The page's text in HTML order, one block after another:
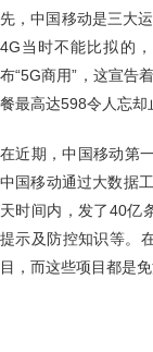
先，中国移动是三大
4G当时不能比拟的
布“5G商用”，这宣告
餐最高达598令人忘却
在近期，中国移动第
中国移动通过大数据
天时间内，发了40亿
提示及防控知识等。
目，而这些项目都是免